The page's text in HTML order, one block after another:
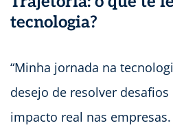
tecnologia?
“Minha jornada na
desejo de resolver
impacto real nas